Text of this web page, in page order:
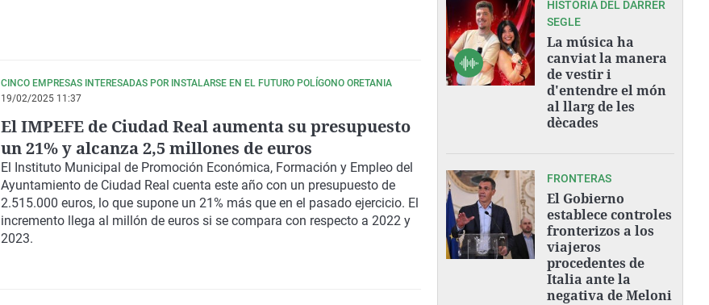
CINCO EMPRESAS INTERESADAS POR INSTALARSE EN EL FUTURO POLÍGONO ORETANIA
19/02/2025 11:37
El IMPEFE de Ciudad Real aumenta su presupuesto
un 21% y alcanza 2,5 millones de euros
El Instituto Municipal de Promoción Económica, Formación y Empleo del
Ayuntamiento de Ciudad Real cuenta este año con un presupuesto de
2.515.000 euros, lo que supone un 21% más que en el pasado ejercicio. El
incremento llega al millón de euros si se compara con respecto a 2022 y
2023.
HISTÒRIA DEL DARRER
SEGLE
La música ha
canviat la manera
de vestir i
d'entendre el món
al llarg de les
dècades
FRONTERAS
El Gobierno
establece controles
fronterizos a los
viajeros
procedentes de
Italia ante la
negativa de Meloni